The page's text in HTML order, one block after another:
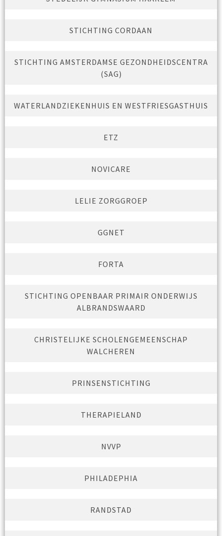
STICHTING CORDAAN
STICHTING AMSTERDAMSE GEZONDHEIDSCENTRA
(SAG)
WATERLANDZIEKENHUIS EN WESTFRIESGASTHUIS
ETZ
NOVICARE
LELIE ZORGGROEP
GGNET
FORTA
STICHTING OPENBAAR PRIMAIR ONDERWIJS
ALBRANDSWAARD
CHRISTELIJKE SCHOLENGEMEENSCHAP
WALCHEREN
PRINSENSTICHTING
THERAPIELAND
NVVP
PHILADEPHIA
RANDSTAD